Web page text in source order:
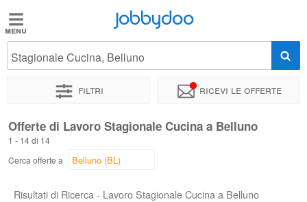
Jobbydoo
Offerte
Stipendi
Elenco
Jobbydoo
Stagionale Cucina, Belluno
Filtri Ricevi le offerte
Offerte di Lavoro Stagionale Cucina a Belluno
1 - 14 di 14
Cerca offerte a
Risultati di Ricerca - Lavoro Stagionale Cucina a Belluno